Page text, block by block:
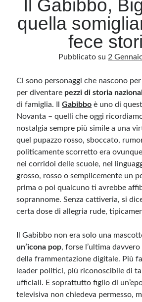
Archivio
Categorie
Categorie
Questo blog non rappresenta una testata giornalistica,
senza alcuna periodicità. Non può pertanto
sensi della legge n· 62 del 7.03.2001. L’autore non è
pubblicato dai lettori nei commenti ai vari post.
ritenuti offensivi o lesivi dell’immagine o dell’onorabilità
razzisti o che contengano dati personali non conformi al
privacy. Alcune immagini inserite in questo blog sono
considerate di pubblico dominio. Qualora la loro
immediatamente rimosse. L’autore del blog non è
Meta
Feed dei contenuti
Feed dei commenti
Il Gabibbo,
quella
fece
Pubblicato su 2
Ci sono personaggi che nascono
per diventare pezzi di storia
di famiglia. IlGabibbo è uno di
Novanta – quelli che oggi
nostalgia sempre più simile a una
quel pupazzo rosso, sboccato,
politicamente scorretto era
nei corridoi delle scuole, nel
grosso, rosso o semplicemente un
prima o poi qualcuno ti avrebbe
soprannome. Senza cattiveria, si
certa dose di allegria rude,
Il Gabibbo non era solo una
un’icona pop, forse l’ultima
della frammentazione digitale. Più
leader politici, più riconoscibile di
ufficiali. E soprattutto figlio di
televisiva non chiedeva permesso,